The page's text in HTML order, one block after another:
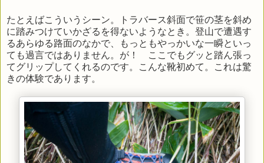
たとえばこういうシーン。トラバース斜面で笹の茎を斜め
に踏みつけていかざるを得ないようなとき。登山で遭遇す
るあらゆる路面のなかで、もっともやっかいな一瞬といっ
ても過言ではありません。が！ ここでもグッと踏ん張っ
てグリップしてくれるのです。こんな靴初めて。これは驚
きの体験であります。